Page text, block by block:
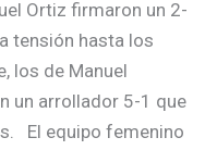
Ortiz firmaron un 2-
tensión hasta los
los de Manuel
un arrollador 5-1 que
El equipo femenino